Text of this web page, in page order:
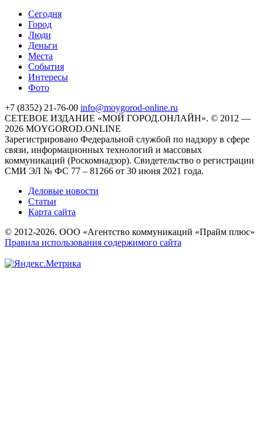
Cегодня
Город
Люди
Деньги
Места
События
Интересы
Фото
+7 (8352) 21-76-00 info@moygorod-online.ru
СЕТЕВОЕ ИЗДАНИЕ «МОЙ ГОРОД.ОНЛАЙН». © 2012 —
2026 MOYGOROD.ONLINE
Зарегистрировано Федеральной службой по надзору в сфере
связи, информационных технологий и массовых
коммуникаций (Роскомнадзор). Свидетельство о регистрации
СМИ ЭЛ № ФС 77 – 81266 от 30 июня 2021 года.
Деловые новости
Статьи
Карта сайта
© 2012-2026. ООО «Агентство коммуникаций «Прайм плюс»
Правила использования содержимого сайта